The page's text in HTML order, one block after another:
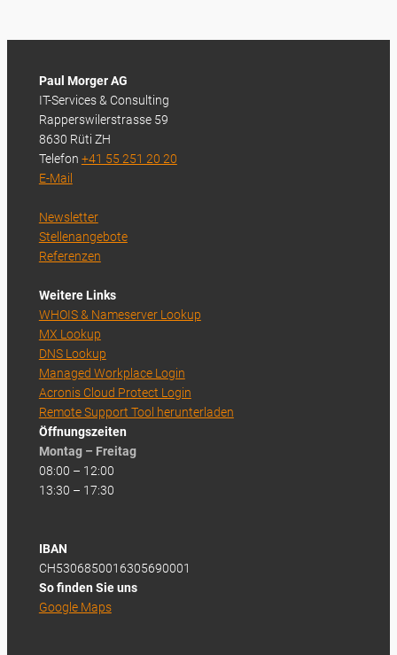
Paul Morger AG
IT-Services & Consulting
Rapperswilerstrasse 59
8630 Rüti ZH
Telefon +41 55 251 20 20
E-Mail
Newsletter
Stellenangebote
Referenzen
Weitere Links
WHOIS & Nameserver Lookup
MX Lookup
DNS Lookup
Managed Workplace Login
Acronis Cloud Protect Login
Remote Support Tool herunterladen
Öffnungszeiten
Montag – Freitag
08:00 – 12:00
13:30 – 17:30
IBAN
CH5306850016305690001
So finden Sie uns
Google Maps